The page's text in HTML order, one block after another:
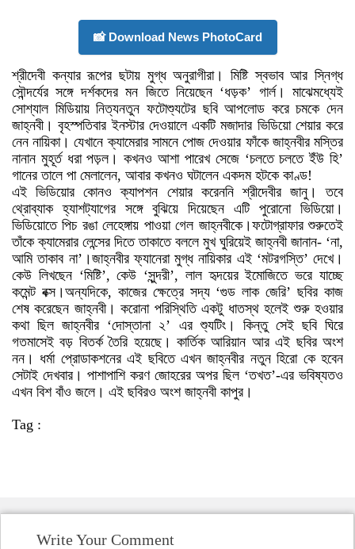
📸 Download News PhotoCard
শ্রীদেবী কন্যার রূপের ছটায় মুগ্ধ অনুরাগীরা। মিষ্টি স্বভাব আর স্নিগ্ধ
সৌন্দর্যের সঙ্গে দর্শকদের মন জিতে নিয়েছেন ‘ধড়ক’ গার্ল। মাঝেমধ্যেই
সোশ্যাল মিডিয়ায় নিত্যনতুন ফটোশ্যুটের ছবি আপলোড করে চমকে দেন
জাহ্নবী। বৃহস্পতিবার ইনস্টার দেওয়ালে একটি মজাদার ভিডিয়ো শেয়ার করে
নেন নায়িকা। যেখানে ক্যামেরার সামনে পোজ দেওয়ার ফাঁকে জাহ্নবীর মস্তির
নানান মুহূর্ত ধরা পড়ল। কখনও আশা পারেখ সেজে ‘চলতে চলতে ইঁউ হি’
গানের তালে পা মেলালেন, আবার কখনও ঘটালেন একদম হটকে কাণ্ড!
এই ভিডিয়োর কোনও ক্যাপশন শেয়ার করেননি শ্রীদেবীর জানু। তবে
থ্রোব্যাক হ্যাশট্যাগের সঙ্গে বুঝিয়ে দিয়েছেন এটি পুরোনো ভিডিয়ো।
ভিডিয়োতে পিচ রঙা লেহেঙ্গায় পাওয়া গেল জাহ্নবীকে।ফটোগ্রাফার শুরুতেই
তাঁকে ক্যামেরার লেন্সের দিতে তাকাতে বললে মুখ ঘুরিয়েই জাহ্নবী জানান- ‘না,
আমি তাকাব না’।জাহ্নবীর ফ্যানেরা মুগ্ধ নায়িকার এই ‘মটরগস্তি’ দেখে।
কেউ লিখছেন ‘মিষ্টি’, কেউ ‘সুন্দরী’, লাল হৃদয়ের ইমোজিতে ভরে যাচ্ছে
কমেন্ট বক্স।অন্যদিকে, কাজের ক্ষেত্রে সদ্য ‘গুড লাক জেরি’ ছবির কাজ
শেষ করেছেন জাহ্নবী। করোনা পরিস্থিতি একটু ধাতস্থ হলেই শুরু হওয়ার
কথা ছিল জাহ্নবীর ‘দোস্তানা ২’ এর শ্যুটিং। কিন্তু সেই ছবি ঘিরে
গতমাসেই বড় বিতর্ক তৈরি হয়েছে। কার্তিক আরিয়ান আর এই ছবির অংশ
নন। ধর্মা প্রোডাকশনের এই ছবিতে এখন জাহ্নবীর নতুন হিরো কে হবেন
সেটাই দেখবার। পাশাপাশি করণ জোহরের অপর ছিল ‘তখত’-এর ভবিষ্যতও
এখন বিশ বাঁও জলে। এই ছবিরও অংশ জাহ্নবী কাপুর।
Tag :
Write Your Comment